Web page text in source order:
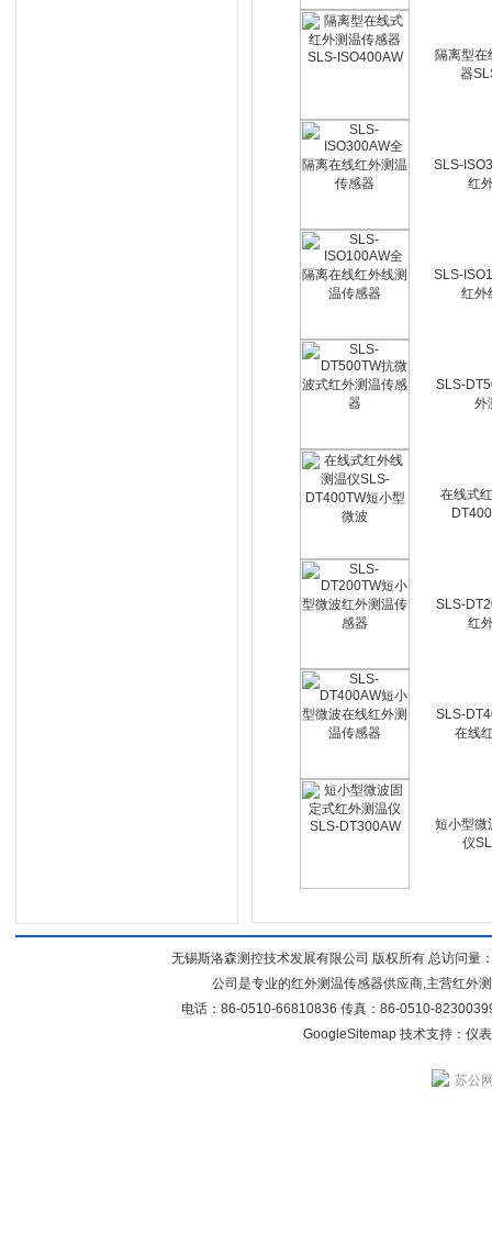
隔离型在
器
SLS-
红
SLS-
红外
SLS-
外
在线式
SLS-
红
SLS-
在线
短小型微
仪
无锡斯洛森测控技术发展有限公司 版权所有 总访问量
公司是专业的红外测温传感器供应商,主营红外
电话：86-0510-66810836 传真：86-0510-
GoogleSitemap技术支持： 仪
苏公